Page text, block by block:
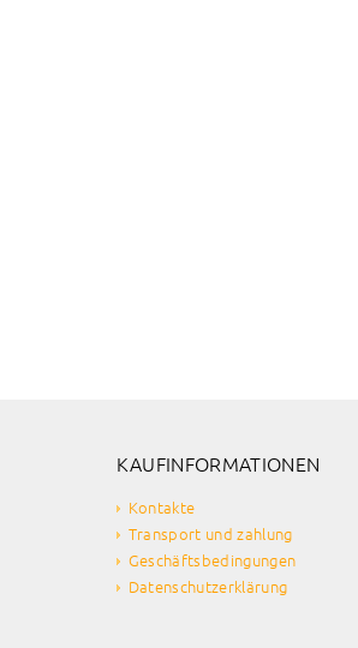
KAUFINFORMATIONEN
Kontakte
Transport und zahlung
Geschäftsbedingungen
Datenschutzerklärung